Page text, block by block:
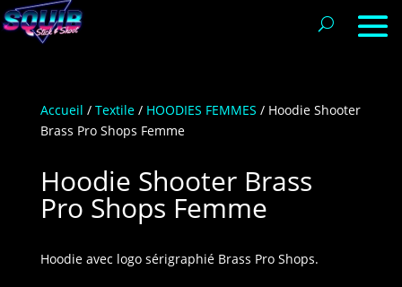
Accueil / Textile/ HOODIES FEMMES / Hoodie Shooter
Brass Pro Shops Femme
Hoodie Shooter Brass
Pro Shops Femme
Hoodie avec logo sérigraphié Brass Pro Shops.